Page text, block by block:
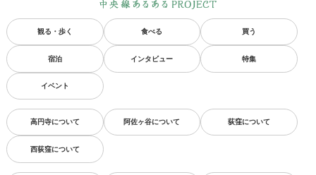
観る・歩く 食べる 買う
宿泊 インタビュー 特集
イベント
高円寺について 阿佐ヶ谷について 荻窪について
西荻窪について